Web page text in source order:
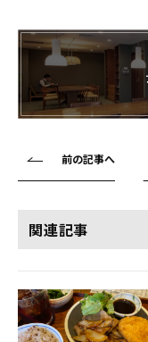
前の記事へ
関連記事